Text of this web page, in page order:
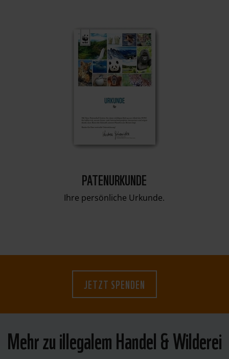
PATENURKUNDE
Ihre persönliche Urkunde.
JETZT SPENDEN
Mehr zu illegalem Handel & Wilderei